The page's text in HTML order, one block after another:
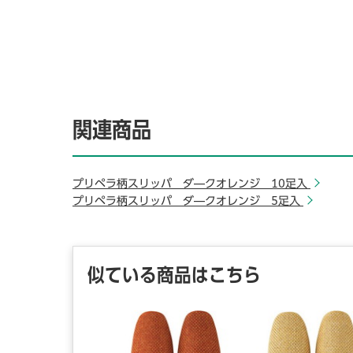
関連商品
プリペラ柄スリッパ ダ―クオレンジ 10足入
プリペラ柄スリッパ ダ―クオレンジ 5足入
似ている商品はこちら